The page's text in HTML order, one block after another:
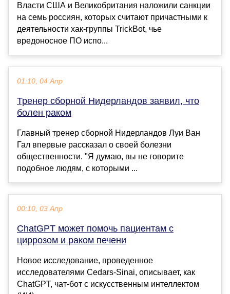
Власти США и Великобритания наложили санкции
на семь россиян, которых считают причастными к
деятельности хак-группы TrickBot, чье
вредоносное ПО испо...
01:10, 04 Апр
Тренер сборной Нидерландов заявил, что
болен раком
Главный тренер сборной Нидерландов Луи Ван
Гал впервые рассказал о своей болезни
общественности. "Я думаю, вы не говорите
подобное людям, с которыми ...
00:10, 03 Апр
ChatGPT может помочь пациентам с
циррозом и раком печени
Новое исследование, проведенное
исследователями Cedars-Sinai, описывает, как
ChatGPT, чат-бот с искусственным интеллектом